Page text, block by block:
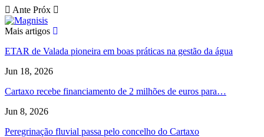
Ante Próx
Mais artigos
ETAR de Valada pioneira em boas práticas na gestão da água
Jun 18, 2026
Cartaxo recebe financiamento de 2 milhões de euros para…
Jun 8, 2026
Peregrinação fluvial passa pelo concelho do Cartaxo